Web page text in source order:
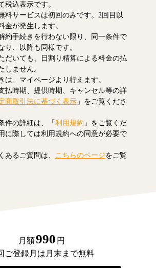
税込表示です。
料サービスは初回のみです。2回目以
金が発生します。
約手続きを行わない限り、同一条件で
り、以降も同様です。
だいても、日割り精算による料金の払
しません。
は、マイページより行えます。
払時期、提供時期、キャンセル等の詳
商取引法に基づく表示」をご覧くださ
件の詳細は、「利用規約 」をご覧くだ
に際しては利用規約への同意が必要で
あるご質問は、
こちらのページをご覧
月額990 円
ご登録月は月末まで無料